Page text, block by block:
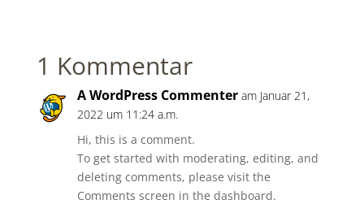
1 Kommentar
A WordPress Commenter am Januar 21,
2022 um 11:24 a.m.
Hi, this is a comment.
To get started with moderating, editing, and
deleting comments, please visit the
Comments screen in the dashboard.